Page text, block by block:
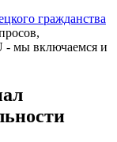
гражданства
- мы включаемся и